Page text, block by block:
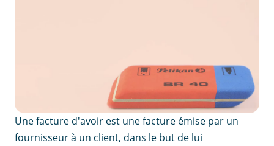
Une facture d'avoir est une facture émise par un
fournisseur à un client, dans le but de lui